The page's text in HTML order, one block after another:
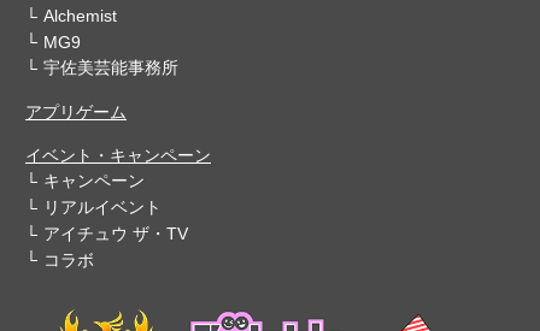
Alchemist
MG9
宇佐美芸能事務所
アプリゲーム
イベント・キャンペーン
キャンペーン
リアルイベント
アイチュウ ザ・TV
コラボ